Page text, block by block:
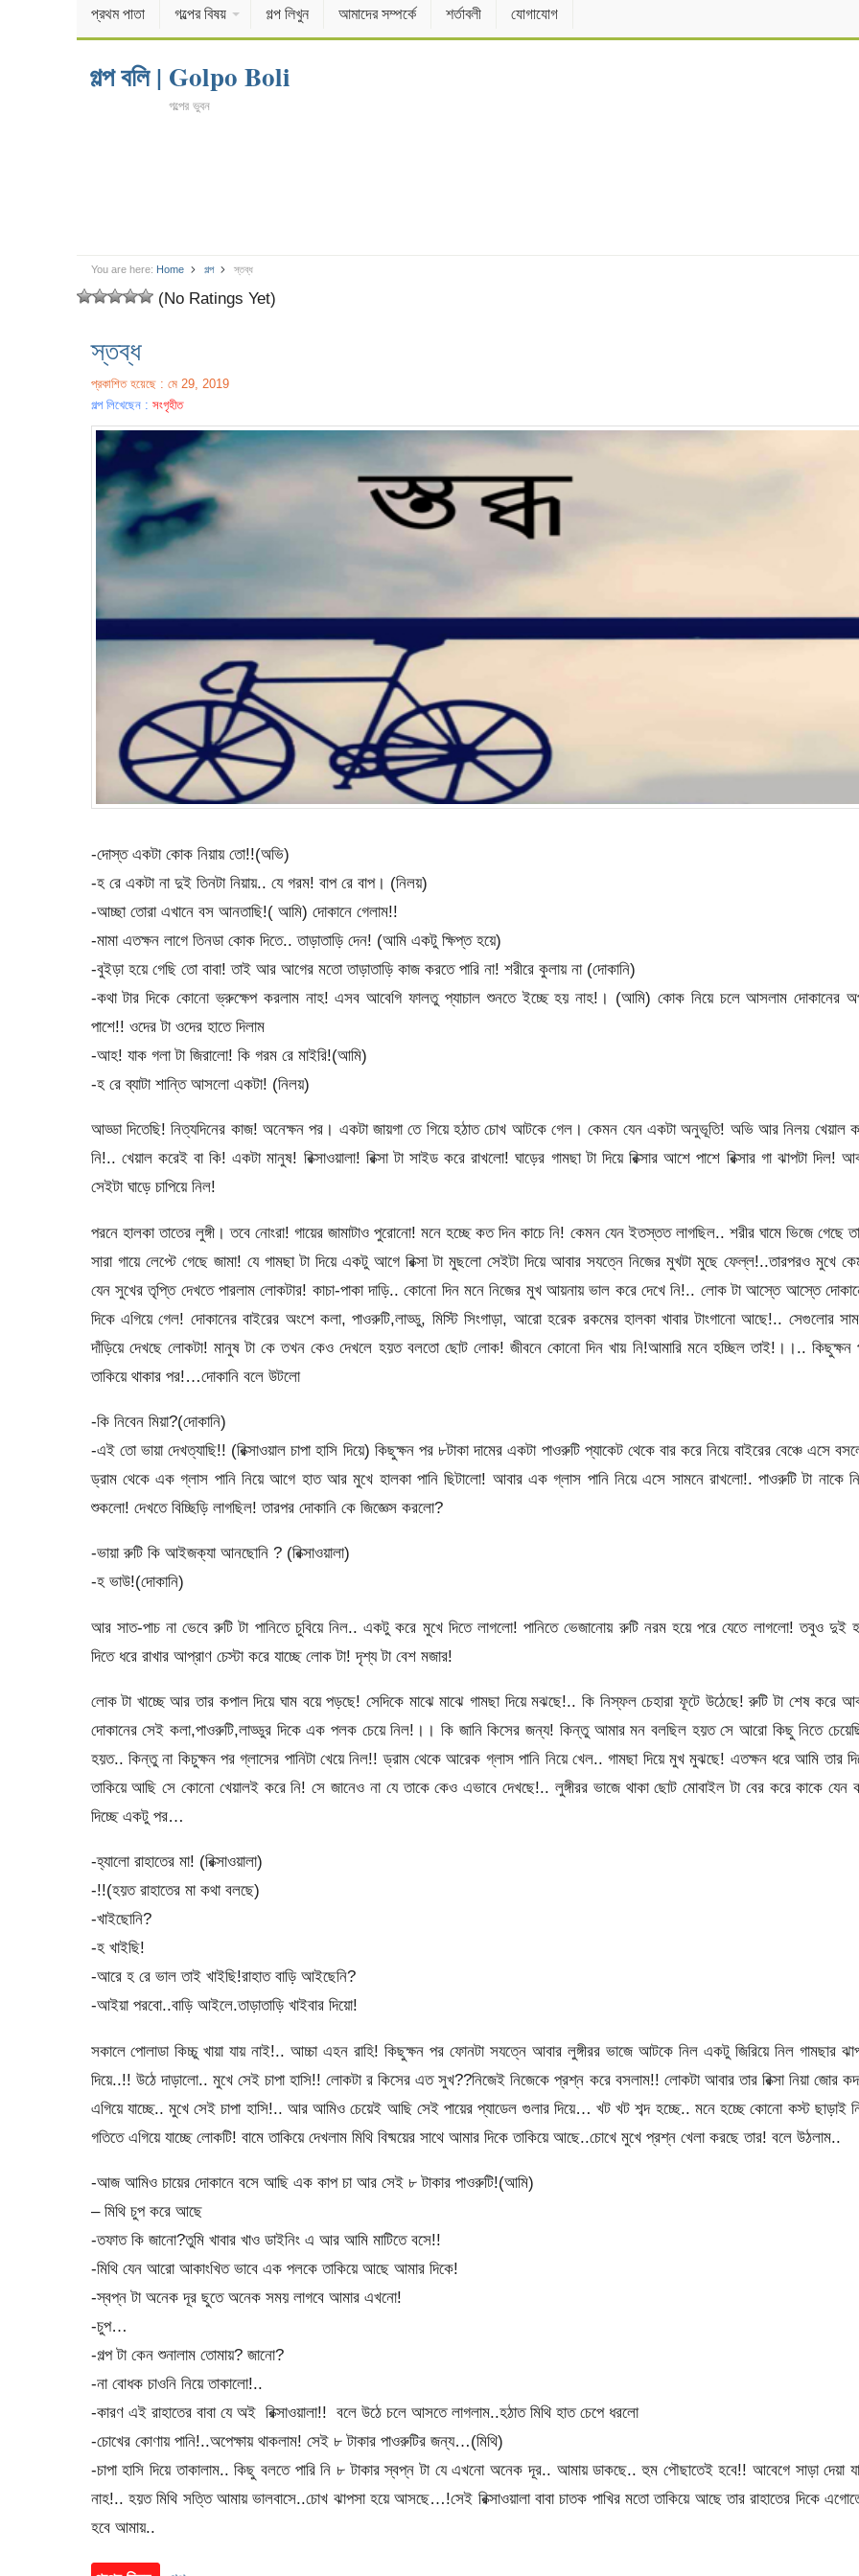
প্রথম পাতা গল্পের বিষয় গল্প লিখুন আমাদের সম্পর্কে শর্তাবলী যোগাযোগ
গল্প বলি | Golpo Boli
গল্পের ভুবন
You are here: Home গল্প স্তব্ধ
(No Ratings Yet)
স্তব্ধ
প্রকাশিত হয়েছে : মে 29, 2019
গল্প লিখেছেন : সংগৃহীত
-দোস্ত একটা কোক নিয়ায় তো!!(অভি)
-হ রে একটা না দুই তিনটা নিয়ায়.. যে গরম! বাপ রে বাপ। (নিলয়)
-আচ্ছা তোরা এখানে বস আনতাছি!( আমি) দোকানে গেলাম!!
-মামা এতক্ষন লাগে তিনডা কোক দিতে.. তাড়াতাড়ি দেন! (আমি একটু ক্ষিপ্ত হয়ে)
-বুইড়া হয়ে গেছি তো বাবা! তাই আর আগের মতো তাড়াতাড়ি কাজ করতে পারি না! শরীরে কুলায় না (দোকানি)
-কথা টার দিকে কোনো ভ্রুক্ষেপ করলাম নাহ! এসব আবেগি ফালতু প্যাচাল শুনতে ইচ্ছে হয় নাহ!। (আমি) কোক নিয়ে চলে আসলাম দোকানের
পাশে!! ওদের টা ওদের হাতে দিলাম
-আহ! যাক গলা টা জিরালো! কি গরম রে মাইরি!(আমি)
-হ রে ব্যাটা শান্তি আসলো একটা! (নিলয়)
আড্ডা দিতেছি! নিত্যদিনের কাজ! অনেক্ষন পর। একটা জায়গা তে গিয়ে হঠাত চোখ আটকে গেল। কেমন যেন একটা অনুভূতি! অভি আর নিলয় খেয়াল
নি!.. খেয়াল করেই বা কি! একটা মানুষ! রিক্সাওয়ালা! রিক্সা টা সাইড করে রাখলো! ঘাড়ের গামছা টা দিয়ে রিক্সার আশে পাশে রিক্সার গা ঝাপটা দিল!
সেইটা ঘাড়ে চাপিয়ে নিল!
পরনে হালকা তাতের লুঙ্গী। তবে নোংরা! গায়ের জামাটাও পুরোনো! মনে হচ্ছে কত দিন কাচে নি! কেমন যেন ইতস্তত লাগছিল.. শরীর ঘামে ভিজে গেছে
সারা গায়ে লেপ্টে গেছে জামা! যে গামছা টা দিয়ে একটু আগে রিক্সা টা মুছলো সেইটা দিয়ে আবার সযত্নে নিজের মুখটা মুছে ফেল্ল!..তারপরও মুখে
যেন সুখের তৃপ্তি দেখতে পারলাম লোকটার! কাচা-পাকা দাড়ি.. কোনো দিন মনে নিজের মুখ আয়নায় ভাল করে দেখে নি!.. লোক টা আস্তে আস্তে
দিকে এগিয়ে গেল! দোকানের বাইরের অংশে কলা, পাওরুটি,লাড্ডু, মিস্টি সিংগাড়া, আরো হরেক রকমের হালকা খাবার টাংগানো আছে!.. সেগুলোর
দাঁড়িয়ে দেখছে লোকটা! মানুষ টা কে তখন কেও দেখলে হয়ত বলতো ছোট লোক! জীবনে কোনো দিন খায় নি!আমারি মনে হচ্ছিল তাই!।।.. কিছুক্ষন
তাকিয়ে থাকার পর!…দোকানি বলে উটলো
-কি নিবেন মিয়া?(দোকানি)
-এই তো ভায়া দেখত্যাছি!! (রিক্সাওয়াল চাপা হাসি দিয়ে) কিছুক্ষন পর ৮টাকা দামের একটা পাওরুটি প্যাকেট থেকে বার করে নিয়ে বাইরের বেঞ্চে এসে
ড্রাম থেকে এক গ্লাস পানি নিয়ে আগে হাত আর মুখে হালকা পানি ছিটালো! আবার এক গ্লাস পানি নিয়ে এসে সামনে রাখলো!. পাওরুটি টা নাকে
শুকলো! দেখতে বিচ্ছিড়ি লাগছিল! তারপর দোকানি কে জিজ্ঞেস করলো?
-ভায়া রুটি কি আইজক্যা আনছোনি ? (রিক্সাওয়ালা)
-হ ভাউ!(দোকানি)
আর সাত-পাচ না ভেবে রুটি টা পানিতে চুবিয়ে নিল.. একটু করে মুখে দিতে লাগলো! পানিতে ভেজানোয় রুটি নরম হয়ে পরে যেতে লাগলো! তবুও দুই
দিতে ধরে রাখার আপ্রাণ চেস্টা করে যাচ্ছে লোক টা! দৃশ্য টা বেশ মজার!
লোক টা খাচ্ছে আর তার কপাল দিয়ে ঘাম বয়ে পড়ছে! সেদিকে মাঝে মাঝে গামছা দিয়ে মঝছে!.. কি নিস্ফল চেহারা ফূটে উঠেছে! রুটি টা শেষ করে
দোকানের সেই কলা,পাওরুটি,লাড্ডুর দিকে এক পলক চেয়ে নিল!।। কি জানি কিসের জন্য! কিন্তু আমার মন বলছিল হয়ত সে আরো কিছু নিতে
হয়ত.. কিন্তু না কিচুক্ষন পর গ্লাসের পানিটা খেয়ে নিল!! ড্রাম থেকে আরেক গ্লাস পানি নিয়ে খেল.. গামছা দিয়ে মুখ মুঝছে! এতক্ষন ধরে আমি তার
তাকিয়ে আছি সে কোনো খেয়ালই করে নি! সে জানেও না যে তাকে কেও এভাবে দেখছে!.. লুঙ্গীরর ভাজে থাকা ছোট মোবাইল টা বের করে কাকে যেন
দিচ্ছে একটু পর…
-হ্যালো রাহাতের মা! (রিক্সাওয়ালা)
-!!(হয়ত রাহাতের মা কথা বলছে)
-খাইছোনি?
-হ খাইছি!
-আরে হ রে ভাল তাই খাইছি!রাহাত বাড়ি আইছেনি?
-আইয়া পরবো..বাড়ি আইলে.তাড়াতাড়ি খাইবার দিয়ো!
সকালে পোলাডা কিচ্চু খায়া যায় নাই!.. আচ্চা এহন রাহি! কিছুক্ষন পর ফোনটা সযত্নে আবার লুঙ্গীরর ভাজে আটকে নিল একটু জিরিয়ে নিল গামছার
দিয়ে..!! উঠে দাড়ালো.. মুখে সেই চাপা হাসি!! লোকটা র কিসের এত সুখ??নিজেই নিজেকে প্রশ্ন করে বসলাম!! লোকটা আবার তার রিক্সা নিয়া জোর
এগিয়ে যাচ্ছে.. মুখে সেই চাপা হাসি!.. আর আমিও চেয়েই আছি সেই পায়ের প্যাডেল গুলার দিয়ে… খট খট শব্দ হচ্ছে.. মনে হচ্ছে কোনো কস্ট ছাড়াই
গতিতে এগিয়ে যাচ্ছে লোকটি! বামে তাকিয়ে দেখলাম মিথি বিষ্ময়ের সাথে আমার দিকে তাকিয়ে আছে..চোখে মুখে প্রশ্ন খেলা করছে তার! বলে উঠলাম..
-আজ আমিও চায়ের দোকানে বসে আছি এক কাপ চা আর সেই ৮ টাকার পাওরুটি!(আমি)
– মিথি চুপ করে আছে
-তফাত কি জানো?তুমি খাবার খাও ডাইনিং এ আর আমি মাটিতে বসে!!
-মিথি যেন আরো আকাংখিত ভাবে এক পলকে তাকিয়ে আছে আমার দিকে!
-স্বপ্ন টা অনেক দূর ছুতে অনেক সময় লাগবে আমার এখনো!
-চুপ…
-গল্প টা কেন শুনালাম তোমায়? জানো?
-না বোধক চাওনি নিয়ে তাকালো!..
-কারণ এই রাহাতের বাবা যে অই রিক্সাওয়ালা!! বলে উঠে চলে আসতে লাগলাম..হঠাত মিথি হাত চেপে ধরলো
-চোখের কোণায় পানি!..অপেক্ষায় থাকলাম! সেই ৮ টাকার পাওরুটির জন্য…(মিথি)
-চাপা হাসি দিয়ে তাকালাম.. কিছু বলতে পারি নি ৮ টাকার স্বপ্ন টা যে এখনো অনেক দূর.. আমায় ডাকছে.. হুম পৌছাতেই হবে!! আবেগে সাড়া দেয়া
নাহ!.. হয়ত মিথি সত্তি আমায় ভালবাসে..চোখ ঝাপসা হয়ে আসছে…!সেই রিক্সাওয়ালা বাবা চাতক পাখির মতো তাকিয়ে আছে তার রাহাতের দিকে
হবে আমায়..